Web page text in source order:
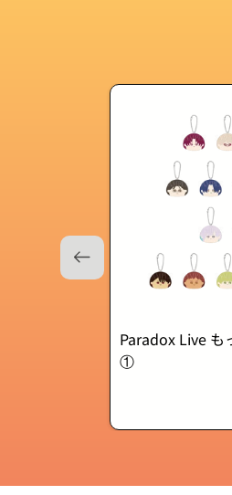
Paradox Live も
①